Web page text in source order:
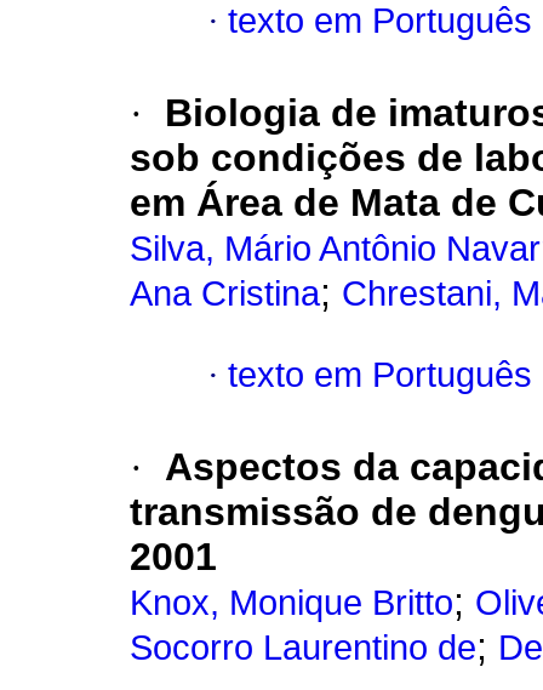
· texto em Português
·
Biologia de
sob condições de
em Área de Mata de
Silva, Mário Antônio
Ana Cristina; Chrestani,
· texto em Português
·
Aspectos da
transmissão de
2001
Knox, Monique Britto;
Socorro Laurentino de;